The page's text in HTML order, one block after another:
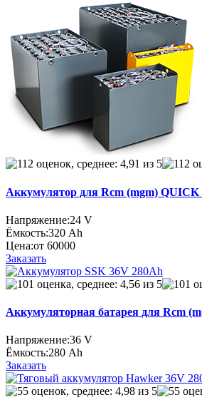
Аккумулятор для Rcm (mgm) QUICK
Напряжение:24 V
Ёмкость:320 Ah
Цена:от 60000
Заказать
Аккумуляторная батарея для Rcm
Напряжение:36 V
Ёмкость:280 Ah
Заказать